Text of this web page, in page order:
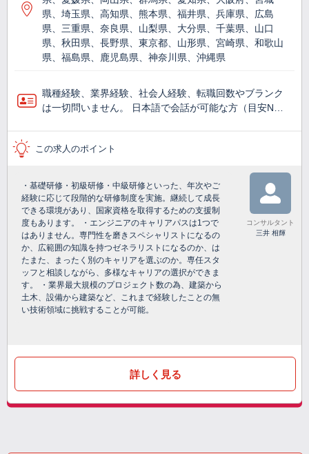
県、埼玉県、高知県、熊本県、福井県、兵庫県、広島
県、三重県、奈良県、山梨県、大分県、千葉県、山口
県、秋田県、長野県、東京都、山形県、宮崎県、和歌山
県、福島県、鹿児島県、神奈川県、沖縄県
職種経験、業界経験、社会人経験、転職回数やブランク
は一切問いません。 日本語で会話が可能な方（目安N…
この求人のポイント
・基礎研修・初級研修・中級研修といった、年次やご
経験に応じて段階的な研修制度を実施。継続して成長
できる環境があり、国家資格を取得するための支援制
度もあります。 ・エンジニアのキャリアパスは1つで
はありません。専門性を磨きスペシャリストになるの
か、広範囲の知識を持つゼネラリストになるのか、は
たまた、まったく別のキャリアを選ぶのか。専任スタ
ッフと相談しながら、多様なキャリアの選択ができま
す。 ・業界最大規模のプロジェクト数の為、建築から
土木、設備から建築など、これまで経験したことの無
い技術領域に挑戦することが可能。
コンサルタント
三井 相輝
詳しく見る